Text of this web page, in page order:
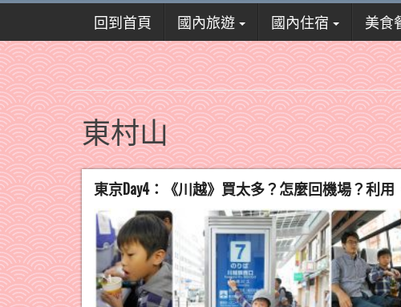
回到首頁 國內旅遊 國內住宿 美食
東村山
東京Day4：《川越》買太多？怎麼回機場？利